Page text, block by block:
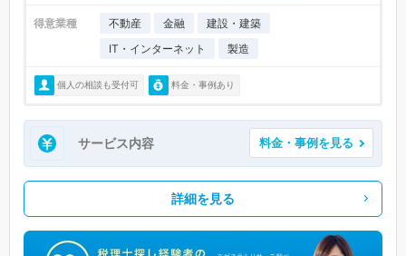
得意業種 不動産 金融
建設・建築
IT・インターネット
製造
個人の相談も受付可 料金・事例あり
サービス内容 料金・事例を見る
詳細を見る